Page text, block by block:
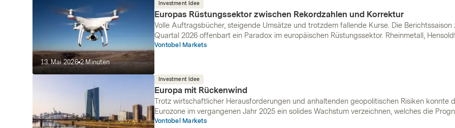
13. Mai 2026 2 Minuten
Investment Idee
Europas Rüstungssektor zwischen Rekordzahlen und Korrektur
Volle Auftragsbücher, steigende Umsätze und trotzdem fallende Kurse. Die Berichtssaison
Quartal 2026 offenbart ein Paradox im europäischen Rüstungssektor. Rheinmetall,
RENK melden operative Rekorde, doch am Markt dominieren Zweifel. Am 11. Mai verlor die
wie ist die Lage der drei Unternehmen tatsächlich einzuordnen?
Vontobel Markets
Investment Idee
Europa mit Rückenwind
Trotz wirtschaftlicher Herausforderungen und anhaltenden geopolitischen Risiken konnte
Eurozone im vergangenen Jahr 2025 ein solides Wachstum verzeichnen, welches die
Europäischen Kommission übertroffen hat. Verschiedene Faktoren wie sinkende
Vontobel Markets